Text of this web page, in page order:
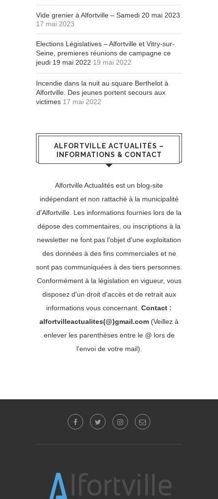
Vide grenier à Alfortville – Samedi 20 mai 2023
17 mai 2023
Elections Législatives – Alfortville et Vitry-sur-
Seine, premieres réunions de campagne ce
jeudi 19 mai 2022 19 mai 2022
Incendie dans la nuit au square Berthelot à
Alfortville. Des jeunes portent secours aux
victimes 17 mai 2022
ALFORTVILLE ACTUALITÉS –
INFORMATIONS & CONTACT
Alfortville Actualités est un blog-site
indépendant et non rattaché à la municipalité
d'Alfortville. Les informations fournies lors de la
dépose des commentaires, ou inscriptions à la
newsletter ne font pas l'objet d'une exploitation
des données à des fins commerciales et ne
sont pas communiquées à des tiers personnes.
Conformément à la législation en vigueur, vous
disposez d'un droit d'accès et de retrait aux
informations vous concernant. Contact :
alfortvilleactualites(@)gmail.com (Veillez à
enlever les parenthèses entre le @ lors de
l'envoi de votre mail).